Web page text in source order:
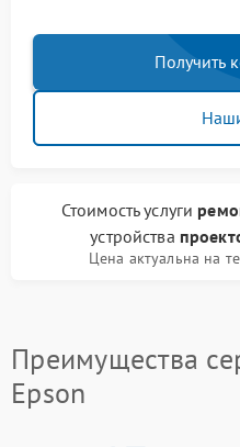
Получить
Стоимость услуги
устройства
Цена актуальна на
Преимущества
Epson